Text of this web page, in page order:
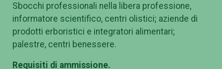
Sbocchi professionali nella libera professione,
informatore scientifico, centri olistici; aziende di
prodotti erboristici e integratori alimentari;
palestre, centri benessere.
Requisiti di ammissione.